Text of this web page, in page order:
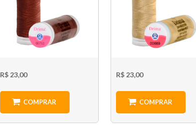
R$ 23,00
COMPRAR
R$ 23,00
COMPRAR